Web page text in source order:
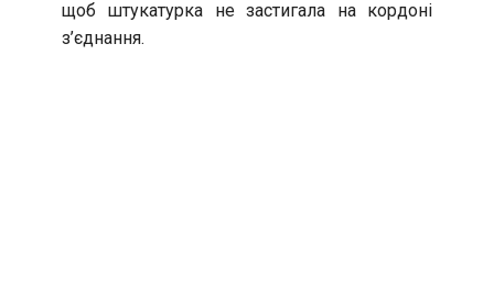
щоб штукатурка не застигала на кордоні
з’єднання.